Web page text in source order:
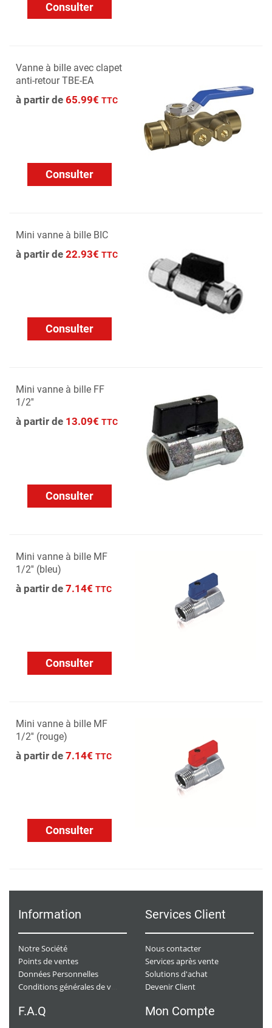
Consulter
Vanne à bille avec clapet
anti-retour TBE-EA
à partir de 65.99€ TTC
Consulter
Mini vanne à bille BIC
à partir de 22.93€ TTC
Consulter
Mini vanne à bille FF
1/2''
à partir de 13.09€ TTC
Consulter
Mini vanne à bille MF
1/2'' (bleu)
à partir de 7.14€ TTC
Consulter
Mini vanne à bille MF
1/2'' (rouge)
à partir de 7.14€ TTC
Consulter
Information
Notre Société
Points de ventes
Données Personnelles
Services Client
Nous contacter
Services après vente
Solutions d'achat
Devenir Client
F.A.Q Mon Compte